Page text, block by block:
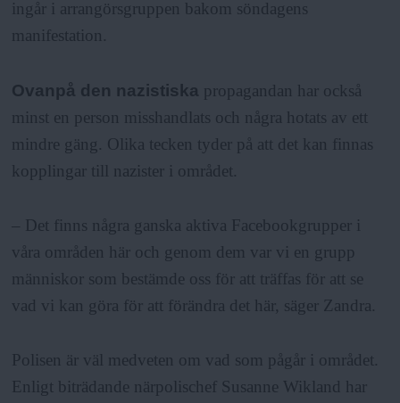
ingår i arrangörsgruppen bakom söndagens
manifestation.
Ovanpå den nazistiska propagandan har också
minst en person misshandlats och några hotats av ett
mindre gäng. Olika tecken tyder på att det kan finnas
kopplingar till nazister i området.
– Det finns några ganska aktiva Facebookgrupper i
våra områden här och genom dem var vi en grupp
människor som bestämde oss för att träffas för att se
vad vi kan göra för att förändra det här, säger Zandra.
Polisen är väl medveten om vad som pågår i området.
Enligt biträdande närpolischef Susanne Wikland har